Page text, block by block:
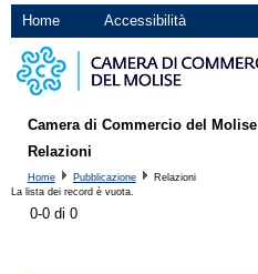
Home Accessibilità
Camera di Commercio del Molise
Relazioni
Home Pubblicazione
Relazioni
La lista dei record è vuota.
0-0 di 0